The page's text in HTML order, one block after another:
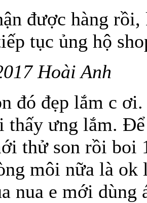
được hàng
tục ủng hộ
Hoài Anh
đó đẹp lắm c
thấy ưng lắm.
thử son rồi boi
môi nữa là ok
nua e mới dùng